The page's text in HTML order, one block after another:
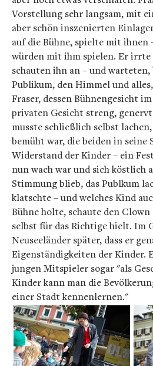
Vorstellung sehr langsam, mit
aber schön inszenierten
auf die Bühne, spielte mit ihnen
würden mit ihm spielen. Er irrte
schauten ihn an – und warteten,
Publikum, den Himmel und
Fraser, dessen Bühnengesicht
privaten Gesicht streng,
musste schließlich selbst
bemüht war, die beiden in seine
Widerstand der Kinder – ein
nun wach war und sich köstlich
Stimmung blieb, das Publkum
klatschte – und welches Kind
Bühne holte, schaute den
selbst für das Richtige hielt. Im
Neuseeländer später, dass er
Eigenständigkeiten der Kinder.
jungen Mitspieler sogar "als
Kinder kann man die
einer Stadt kennenlernen."